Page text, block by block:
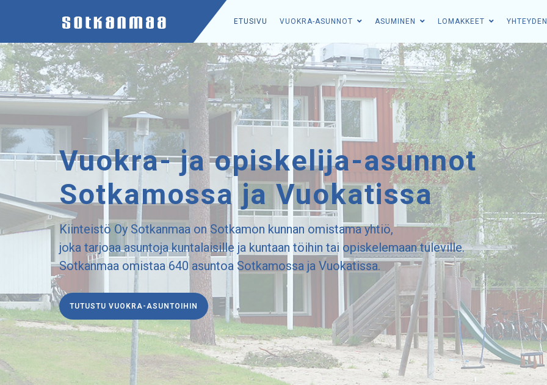
ETUSIVU VUOKRA-ASUNNOT ASUMINEN LOMAKKEET
Vuokra- ja opiskelija-asunnot
Sotkamossa ja Vuokatissa
Kiinteistö Oy Sotkanmaa on Sotkamon kunnan omistama yhtiö,
joka tarjoaa asuntoja kuntalaisille ja kuntaan töihin tai opiskelemaan tuleville.
Sotkanmaa omistaa 640 asuntoa Sotkamossa ja Vuokatissa.
TUTUSTU VUOKRA-ASUNTOIHIN